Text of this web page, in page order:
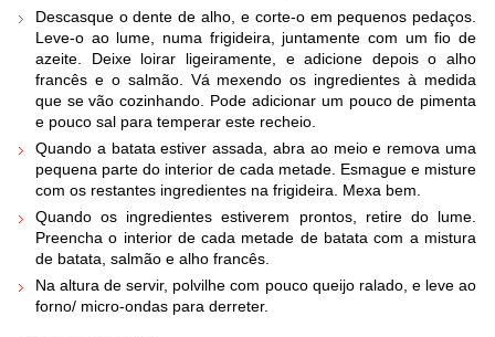
Descasque o dente de alho, e corte-o em pequenos pedaços.
Leve-o ao lume, numa frigideira, juntamente com um fio de
azeite. Deixe loirar ligeiramente, e adicione depois o alho
francês e o salmão. Vá mexendo os ingredientes à medida
que se vão cozinhando. Pode adicionar um pouco de pimenta
e pouco sal para temperar este recheio.
Quando a batata estiver assada, abra ao meio e remova uma
pequena parte do interior de cada metade. Esmague e misture
com os restantes ingredientes na frigideira. Mexa bem.
Quando os ingredientes estiverem prontos, retire do lume.
Preencha o interior de cada metade de batata com a mistura
de batata, salmão e alho francês.
Na altura de servir, polvilhe com pouco queijo ralado, e leve ao
forno/ micro-ondas para derreter.